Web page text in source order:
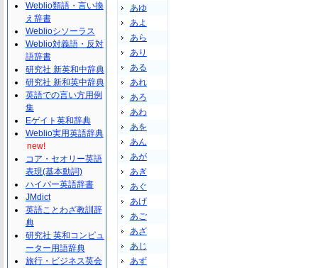
あゆ
あよ
あら
あり
ある
あれ
あろ
あわ
あを
あん
あが
あぎ
あぐ
あげ
あご
あざ
あじ
あず
Weblio類語・言い換
え辞書
Weblioシソーラス
Weblio対義語・反対
語辞書
研究社 新英和中辞典
研究社 新和英中辞典
英語での言い方用例
集
Eゲイト英和辞典
Weblio実用英語辞典
new!
コア・セオリー英語
表現(基本動詞)
ハイパー英語辞書
JMdict
英語ことわざ教訓辞
典
研究社 英和コンピュ
ーター用語辞典
旅行・ビジネス英会